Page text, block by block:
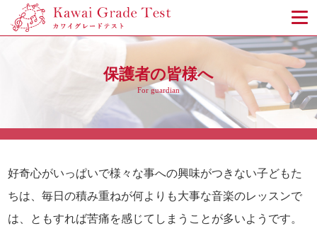
保護者の皆様へ
For guardian
好奇心がいっぱいで様々な事への興味がつきない子どもた
ちは、毎日の積み重ねが何よりも大事な音楽のレッスンで
は、ともすれば苦痛を感じてしまうことが多いようです。